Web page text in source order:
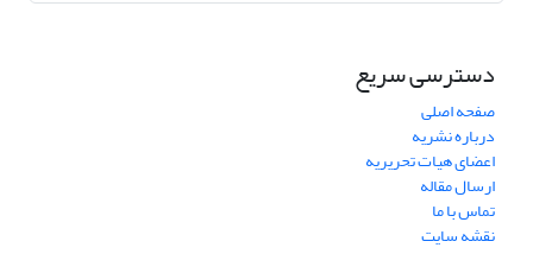
دسترسی سریع
صفحه اصلی
درباره نشریه
اعضای هیات تحریریه
ارسال مقاله
تماس با ما
نقشه سایت